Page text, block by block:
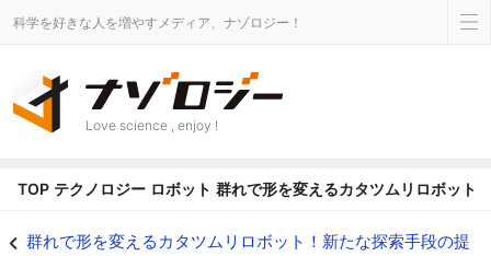
科学を好きな人を増やすメディア、ナゾロジー！
Love science , enjoy !
TOP テクノロジー ロボット 群れで形を変えるカタツムリロボット
群れで形を変えるカタツムリロボット！新たな探索手段の提